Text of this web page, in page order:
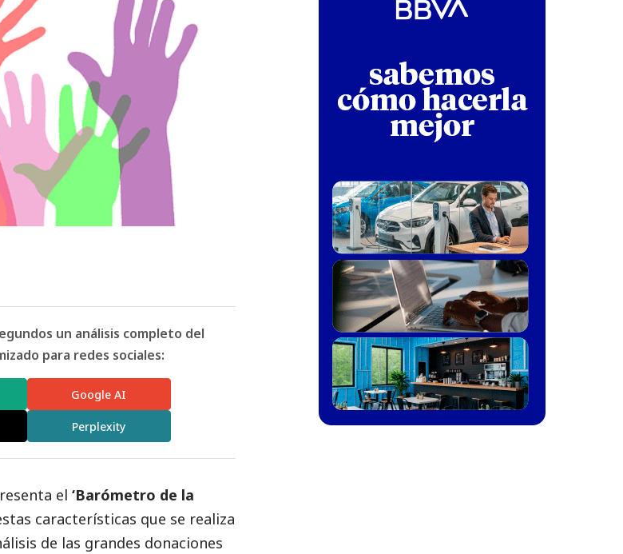
un análisis completo del
para redes sociales:
Google AI
Perplexity
el ‘Barómetro de la
características que se realiza
de las grandes donaciones